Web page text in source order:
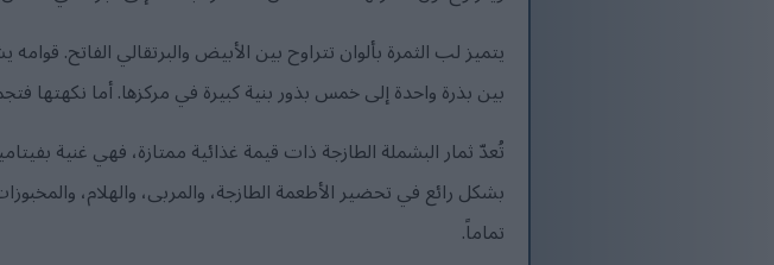
يتميز لب الثمرة بألوان تتراوح بين الأبيض والبرتقالي الفاتح.
بين بذرة واحدة إلى خمس بذور بنية كبيرة في مركزها. أما نكهتها
تُعدّ ثمار البشملة الطازجة ذات قيمة غذائية ممتازة، فهي غنية
بشكل رائع في تحضير الأطعمة الطازجة، والمربى، والهلام،
تماماً.